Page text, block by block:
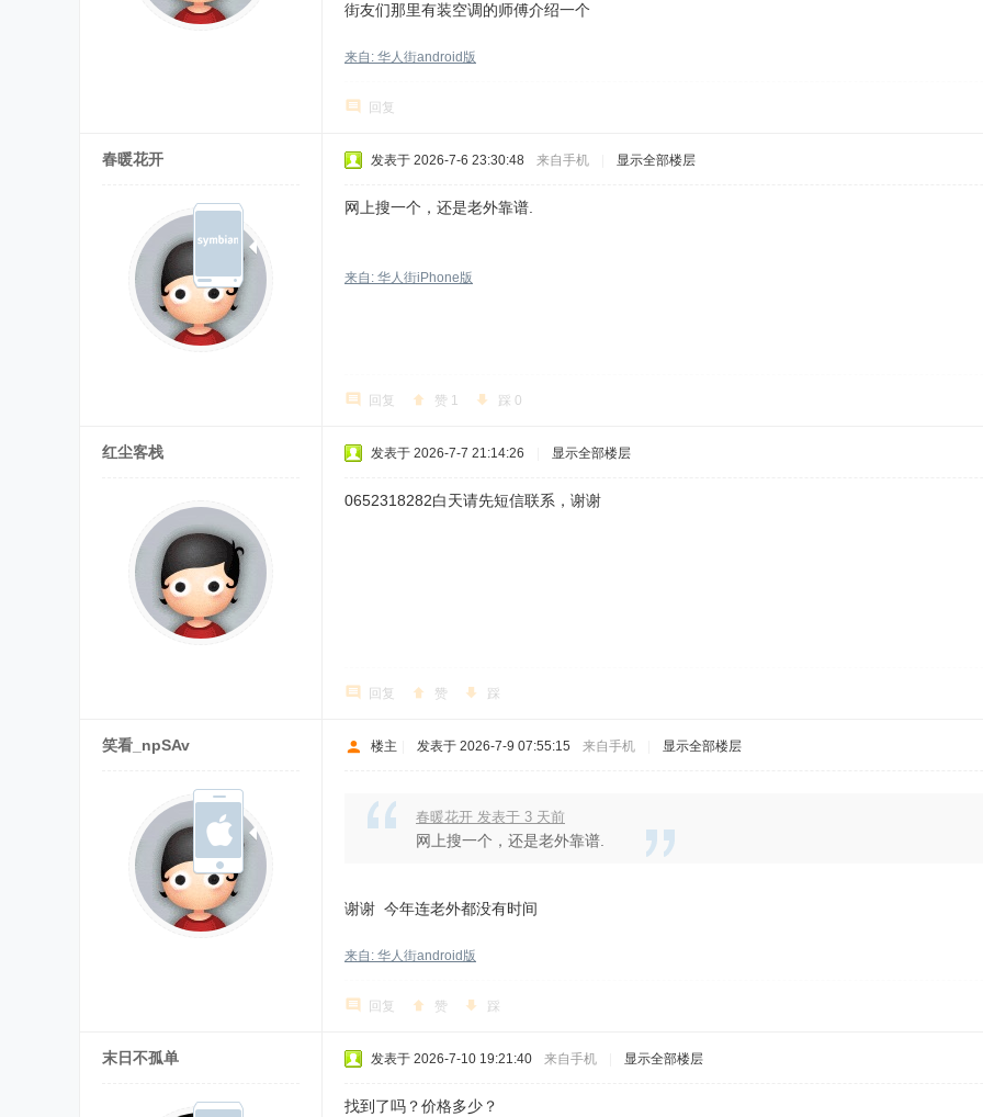
街友们那里有装空调的师傅介绍一个
来自: 华人街android版
回复
春暖花开 发表于 2026-7-6 23:30:48 来自手机 显示全部楼层
网上搜一个，还是老外靠谱.
来自: 华人街iPhone版
回复 赞 1 踩 0
红尘客栈 发表于 2026-7-7 21:14:26 显示全部楼层
0652318282白天请先短信联系，谢谢
回复 赞 踩
笑看_npSAv 楼主 发表于 2026-7-9 07:55:15 来自手机 显示全部楼层
春暖花开 发表于 3 天前
网上搜一个，还是老外靠谱.
谢谢 今年连老外都没有时间
来自: 华人街android版
回复 赞 踩
末日不孤单 发表于 2026-7-10 19:21:40 来自手机 显示全部楼层
找到了吗？价格多少？